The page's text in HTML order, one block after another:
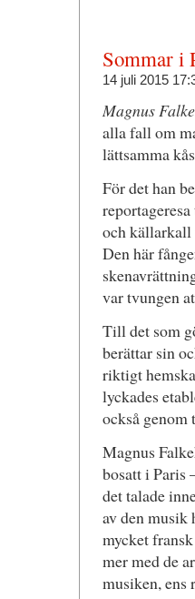
Sommar i
14 juli 2015
Magnus
alla fall om
lättsamma
För det han
och källarkall
Den här
var tvungen
Till det som
berättar sin
riktigt
lyckades
också genom
Magnus
bosatt i Paris
det talade
av den musik
mycket
mer med de
musiken, ens